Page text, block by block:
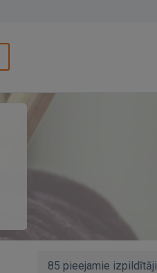
85 pieejamie izpildītāji